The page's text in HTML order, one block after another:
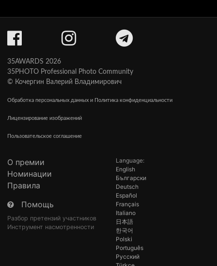
35AWARDS 2026
35PHOTO Professional Photo Community
© Кочергин Валерий Владимирович
Обработка персональных данных и Политика конфиденциальности
Лицензирование изображений
Пользовательское соглашение
О премии
Номинации
Правила
Помощь
Разбор претензий участников
Инструмент насмотренности
Language:
English
Български
Deutsch
Español
Français
Italiano
日本語
한국어
Polski
Português
Русский